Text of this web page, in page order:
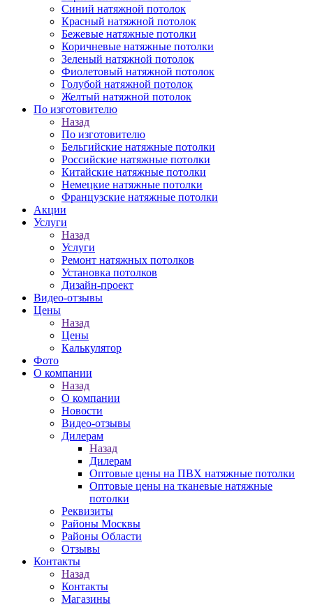
Синий натяжной потолок
Красный натяжной потолок
Бежевые натяжные потолки
Коричневые натяжные потолки
Зеленый натяжной потолок
Фиолетовый натяжной потолок
Голубой натяжной потолок
Желтый натяжной потолок
По изготовителю
Назад
По изготовителю
Бельгийские натяжные потолки
Российские натяжные потолки
Китайские натяжные потолки
Немецкие натяжные потолки
Французские натяжные потолки
Акции
Услуги
Назад
Услуги
Ремонт натяжных потолков
Установка потолков
Дизайн-проект
Видео-отзывы
Цены
Назад
Цены
Калькулятор
Фото
О компании
Назад
О компании
Новости
Видео-отзывы
Дилерам
Назад
Дилерам
Оптовые цены на ПВХ натяжные потолки
Оптовые цены на тканевые натяжные
потолки
Реквизиты
Районы Москвы
Районы Области
Отзывы
Контакты
Назад
Контакты
Магазины